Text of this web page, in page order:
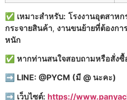
✅ เหมาะสำหรับ: โรงงานอุตสาหก
กระจายสินค้า, งานขนย้ายที่ต้องกา
หนัก
✅ หากท่านสนใจสอบถามหรือสั่งซื้
➡️ LINE: @PYCM (มี @ นะคะ)
➡️ เว็บไซต์: https://